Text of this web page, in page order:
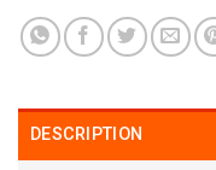
DESCRIPTION